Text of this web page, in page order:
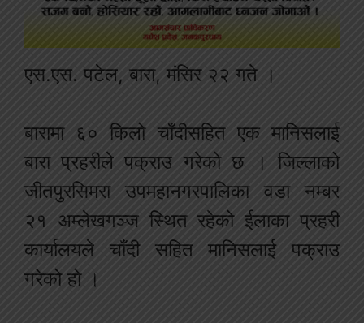
एस.एस. पटेल, बारा, मंसिर २२ गते ।
बारामा ६० किलो चाँदीसहित एक मानिसलाई
बारा प्रहरीले पक्राउ गरेको छ । जिल्लाको
जीतपुरसिमरा उपमहानगरपालिका वडा नम्बर
२१ अम्लेखगञ्ज स्थित रहेको ईलाका प्रहरी
कार्यालयले चाँदी सहित मानिसलाई पक्राउ
गरेको हो ।